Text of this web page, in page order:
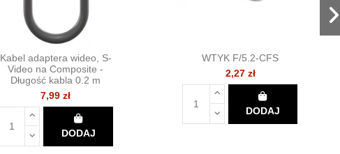
Kabel adaptera wideo, S-
Video na Composite -
Długość kabla 0.2 m
7,99 zł
DODAJ
WTYK F/5.2-CFS
2,27 zł
DODAJ